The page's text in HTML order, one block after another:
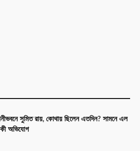
সুমিত রায়, কোথায় ছিলেন এতদিন? সামনে এল
অভিযোগ